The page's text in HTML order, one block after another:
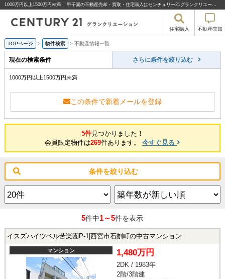
1000万円以上1500万円未満｜ 甲子園の不動産売却・買取・住宅購入はセンチュリー21グランクリエーション
住宅購入 不動産売却
TOPページ > 物件検索 > 不動産情報一覧
現在の検索条件 さらに条件を絞り込む
1000万円以上1500万円未満
この条件で新着メールを登録
5件見つかりました！
会員限定物件は269件あります。 今すぐ見る
条件を絞り込む
5件中1～5件を表示
イスズハイツベル苦楽園P-1|西宮市石刎町の中古マンション
マンション 1,480万円
2DK / 1983年
2階/3階建